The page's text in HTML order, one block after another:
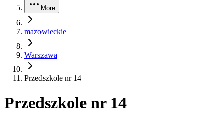
More
mazowieckie
Warszawa
Przedszkole nr 14
Przedszkole nr 14